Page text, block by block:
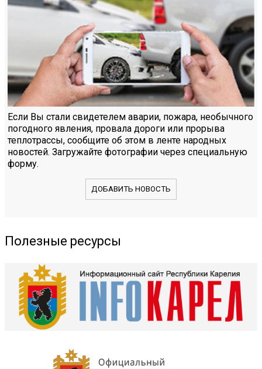
Если Вы стали свидетелем аварии, пожара, необычного
погодного явления, провала дороги или прорыва
теплотрассы, сообщите об этом в ленте народных
новостей. Загружайте фотографии через специальную
форму.
ДОБАВИТЬ НОВОСТЬ
Полезные ресурсы